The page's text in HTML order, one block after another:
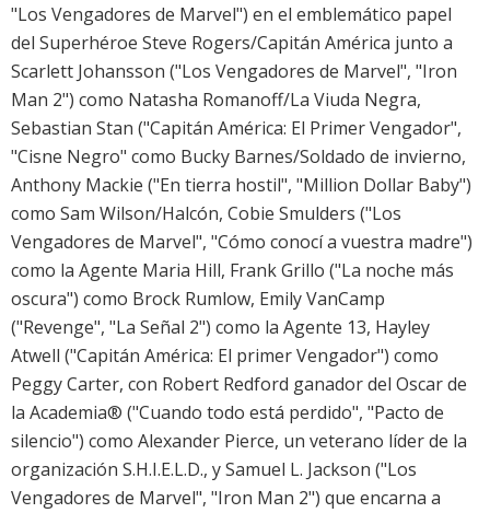
"Los Vengadores de Marvel") en el emblemático papel
del Superhéroe Steve Rogers/Capitán América junto a
Scarlett Johansson ("Los Vengadores de Marvel", "Iron
Man 2") como Natasha Romanoff/La Viuda Negra,
Sebastian Stan ("Capitán América: El Primer Vengador",
"Cisne Negro" como Bucky Barnes/Soldado de invierno,
Anthony Mackie ("En tierra hostil", "Million Dollar Baby")
como Sam Wilson/Halcón, Cobie Smulders ("Los
Vengadores de Marvel", "Cómo conocí a vuestra madre")
como la Agente Maria Hill, Frank Grillo ("La noche más
oscura") como Brock Rumlow, Emily VanCamp
("Revenge", "La Señal 2") como la Agente 13, Hayley
Atwell ("Capitán América: El primer Vengador") como
Peggy Carter, con Robert Redford ganador del Oscar de
la Academia® ("Cuando todo está perdido", "Pacto de
silencio") como Alexander Pierce, un veterano líder de la
organización S.H.I.E.L.D., y Samuel L. Jackson ("Los
Vengadores de Marvel", "Iron Man 2") que encarna a